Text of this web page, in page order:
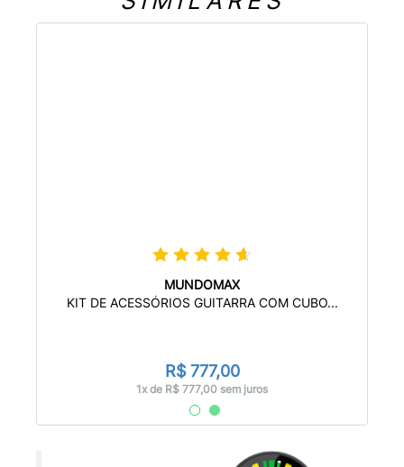
MUNDOMAX
KIT DE ACESSÓRIOS GUITARRA COM CUBO...
R$ 777,00
1x de R$ 777,00 sem juros